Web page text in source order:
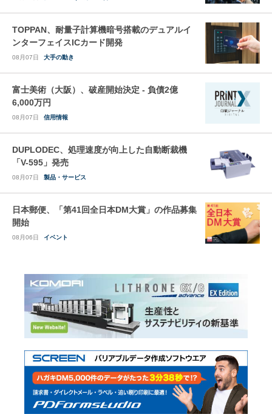
TOPPAN、耐量子計算機暗号搭載のデュアルイ
ンターフェイスICカード開発
08月07日 大手の動き
富士美術（大阪）、破産開始決定 - 負債2億
6,000万円
08月07日 信用情報
DUPLODEC、処理速度が向上した自動断裁機
「V-595」発売
08月07日 製品・サービス
日本郵便、「第41回全日本DM大賞」の作品募集
開始
08月06日 イベント